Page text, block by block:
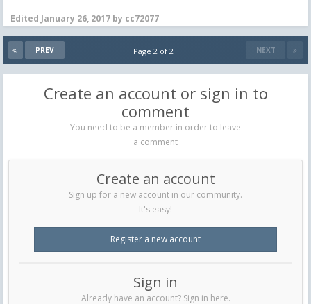
Edited January 26, 2017 by cc72077
PREV NEXT
Page 2 of 2
Create an account or sign in to
comment
You need to be a member in order to leave
a comment
Create an account
Sign up for a new account in our community.
It's easy!
Register a new account
Sign in
Already have an account? Sign in here.